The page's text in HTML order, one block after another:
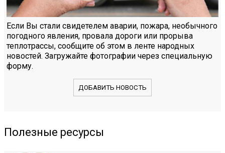
Если Вы стали свидетелем аварии, пожара, необычного
погодного явления, провала дороги или прорыва
теплотрассы, сообщите об этом в ленте народных
новостей. Загружайте фотографии через специальную
форму.
ДОБАВИТЬ НОВОСТЬ
Полезные ресурсы